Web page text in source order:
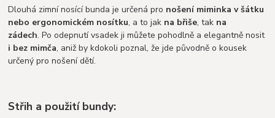
Dlouhá zimní nosící bunda je určená pro nošení miminka v šátku
nebo ergonomickém nosítku, a to jak na břiše, tak na
zádech. Po odepnutí vsadek ji můžete pohodlně a elegantně nosit
i bez mimča, aniž by kdokoli poznal, že jde původně o kousek
určený pro nošení dětí.
Střih a použití bundy: